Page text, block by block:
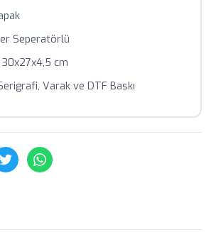
Seperatörlü
30x27x4,5 cm
Varak ve DTF Baskı